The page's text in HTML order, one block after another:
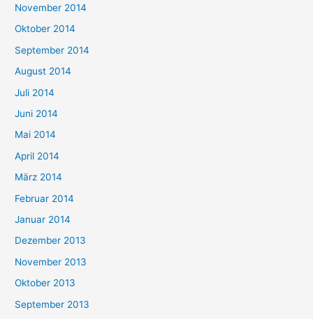
November 2014
Oktober 2014
September 2014
August 2014
Juli 2014
Juni 2014
Mai 2014
April 2014
März 2014
Februar 2014
Januar 2014
Dezember 2013
November 2013
Oktober 2013
September 2013